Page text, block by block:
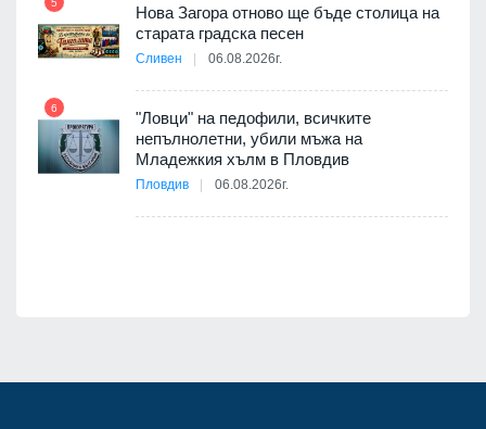
5
Нова Загора отново ще бъде столица на
старата градска песен
Сливен 06.08.2026г.
6
"Ловци" на педофили, всичките
непълнолетни, убили мъжа на
Младежкия хълм в Пловдив
Пловдив 06.08.2026г.